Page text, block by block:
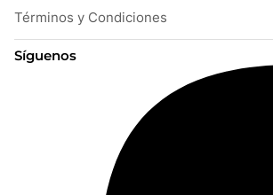
Términos y Condiciones
Síguenos